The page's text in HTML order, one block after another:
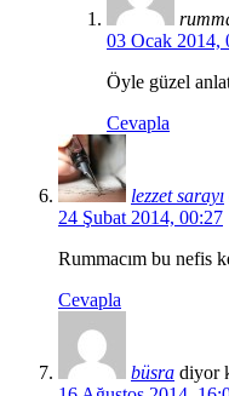
03 Ocak 2014,
Öyle güzel
Cevapla
lezzet sarayı
24 Şubat 2014, 00:27
Rummacım bu nefis
Cevapla
büsra diyor